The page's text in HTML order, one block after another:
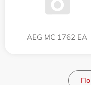
AEG MC 1762 EA